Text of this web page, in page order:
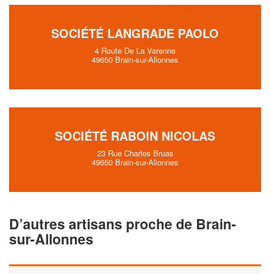
SOCIÉTÉ LANGRADE PAOLO
4 Route De La Varenne
49650 Brain-sur-Allonnes
SOCIÉTÉ RABOIN NICOLAS
23 Rue Charles Bruas
49650 Brain-sur-Allonnes
D’autres artisans proche de Brain-
sur-Allonnes